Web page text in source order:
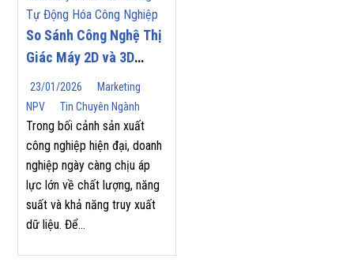
So Sánh Công Nghệ Thị
Giác Máy 2D và 3D
Trong Tự Động Hóa
Công Nghiệp
23/01/2026
Marketing
NPV
Tin Chuyên Ngành
Trong bối cảnh sản xuất
công nghiệp hiện đại, doanh
nghiệp ngày càng chịu áp
lực lớn về chất lượng, năng
suất và khả năng truy xuất
dữ liệu. Để...